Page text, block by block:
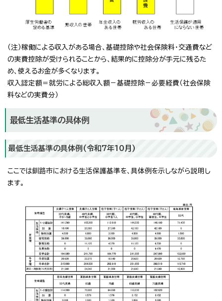
（注）稼働による収入がある場合、基礎控除や社会保険料・交通費など
の実費控除が受けられることから、結果的に控除分が手元に残るた
め、使えるお金が多くなります。
収入認定額＝就労による総収入額－基礎控除－必要経費（社会保険
料などの実費分）
最低生活基準の具体例
最低生活基準の具体例(令和7年10月)
ここでは釧路市における生活保護基準を、具体例を示しながら説明し
ます。